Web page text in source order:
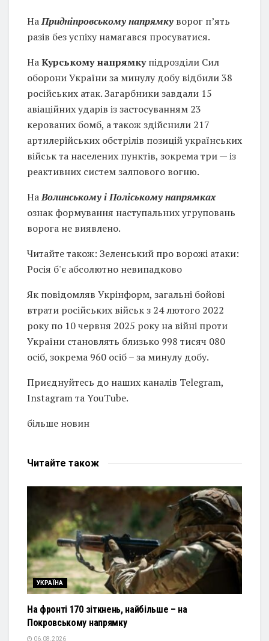
НаПридніпровському напрямку ворог п’ять
разів без успіху намагався просуватися.
НаКурському напрямкупідрозділи Сил
оборони України за минулу добу відбили 38
російських атак. Загарбники завдали 15
авіаційних ударів із застосуванням 23
керованих бомб, а також здійснили 217
артилерійських обстрілів позицій українських
військ та населених пунктів, зокрема три — із
реактивних систем залпового вогню.
НаВолинському і Поліському напрямках
ознак формування наступальних угруповань
ворога не виявлено.
Читайте також: Зеленський про ворожі атаки:
Росія б'є абсолютно невипадково
Як повідомляв Укрінформ, загальні бойові
втрати російських військ з 24 лютого 2022
року по 10 червня 2025 року на війні проти
України становлять близько 998 тисяч 080
осіб, зокрема 960 осіб – за минулу добу.
Приєднуйтесь до наших каналів Telegram,
Instagram та YouTube.
більше новин
Читайте також
УКРАЇНА
На фронті 170 зіткнень, найбільше – на
Покровському напрямку
06.08.2026